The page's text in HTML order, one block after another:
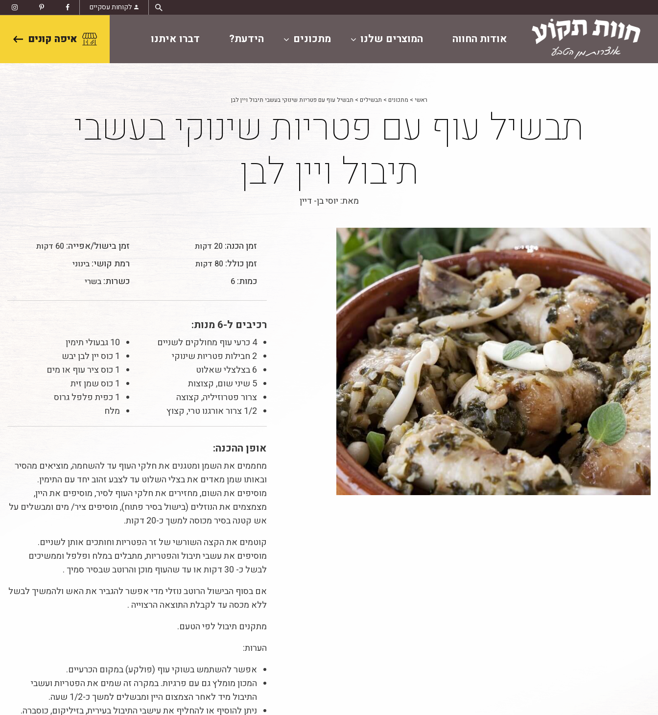
content
לקוחות עסקיים
אודות החווה המוצרים שלנו מתכונים הידעת? דברו איתנו איפה קונים
ראשי > מתכונים > תבשילים > תבשיל עוף עם פטריות שינוקי בעשבי תיבול ויין לבן
תבשיל עוף עם פטריות שינוקי בעשבי
תיבול ויין לבן
מאת: יוסי בן- דיין
זמן הכנה: 20 דקות זמן בישול/אפייה: 60 דקות
זמן כולל: 80 דקות רמת קושי: בינוני
כמות: 6 כשרות: בשרי
רכיבים ל-6 מנות:
4 כרעי עוף מחולקים לשניים
2 חבילות פטריות שינוקי
6 בצלצלי שאלוט
5 שיני שום, קצוצות
צרור פטרוזיליה, קצוצה
1/2 צרור אורגנו טרי, קצוץ
10 גבעולי תימין
1 כוס יין לבן יבש
1 כוס ציר עוף או מים
1 כוס שמן זית
1 כפית פלפל גרוס
מלח
אופן ההכנה:
מחממים את השמן ומטגנים את חלקי העוף עד להשחמה, מוציאים מהסיר
ובאותו שמן מאדים את בצלי השלוט עד לצבע זהוב יחד עם התימין.
מוסיפים את השום, מחזירים את חלקי העוף לסיר, מוסיפים את היין,
מצמצמים את הנוזלים (בישול בסיר פתוח), מוסיפים ציר/ מים ומבשלים על
אש קטנה בסיר מכוסה למשך כ-20 דקות.
קוטמים את הקצה השורשי של זר הפטריות וחותכים אותן לשניים.
מוסיפים את עשבי תיבול והפטריות, מתבלים במלח ופלפל וממשיכים
לבשל כ- 30 דקות או עד שהעוף מוכן והרוטב שבסיר סמיך .
אם בסוף הבישול הרוטב נוזלי מדי אפשר להגביר את האש ולהמשיך לבשל
ללא מכסה עד לקבלת התוצאה הרצוייה .
מתקנים תיבול לפי הטעם.
הערות:
אפשר להשתמש בשוקי עוף (פולקע) במקום הכרעיים.
המכון מומלץ גם עם פרגיות. במקרה זה שמים את הפטריות ועשבי
התיבול מיד לאחר הצמצום היין ומבשלים למשך כ-1/2 שעה.
ניתן להוסיף או להחליף את עישבי התיבול בעירית, בזיליקום, כוסברה.